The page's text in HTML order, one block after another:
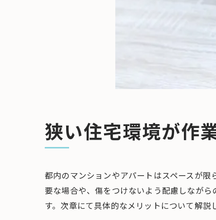
狭い住宅環境が作
都内のマンションやアパートはスペースが
要な場合や、傷をつけないよう配慮しなが
す。次章にて具体的なメリットについて解説